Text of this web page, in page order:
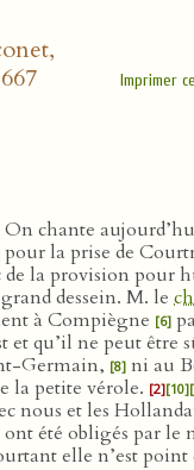
Imprimer
On chante
pour la prise de
de la provision pour
dessein. M. le
à Compiègne [6]
et qu’il ne peut être
Germain, [8] ni au
la petite vérole. [2][10]
nous et les
été obligés par le
elle n’est